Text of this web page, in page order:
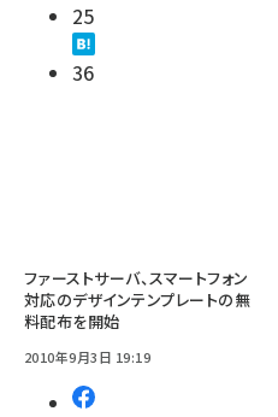
25
36
ファーストサーバ、スマートフォン
対応のデザインテンプレートの無
料配布を開始
2010年9月3日 19:19